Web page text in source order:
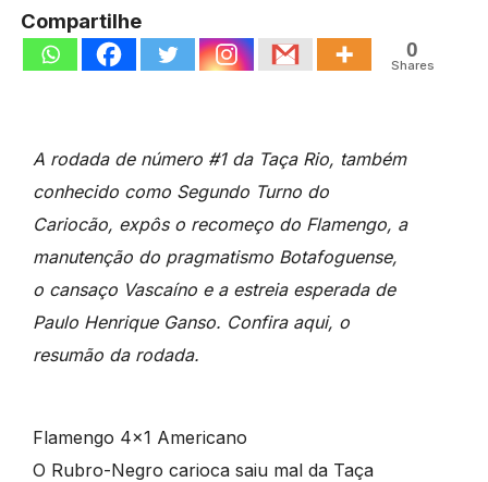
Compartilhe
0
Shares
A rodada de número #1 da Taça Rio, também
conhecido como Segundo Turno do
Cariocão, expôs o recomeço do Flamengo, a
manutenção do pragmatismo Botafoguense,
o cansaço Vascaíno e a estreia esperada de
Paulo Henrique Ganso. Confira aqui, o
resumão da rodada.
Flamengo 4×1 Americano
O Rubro-Negro carioca saiu mal da Taça